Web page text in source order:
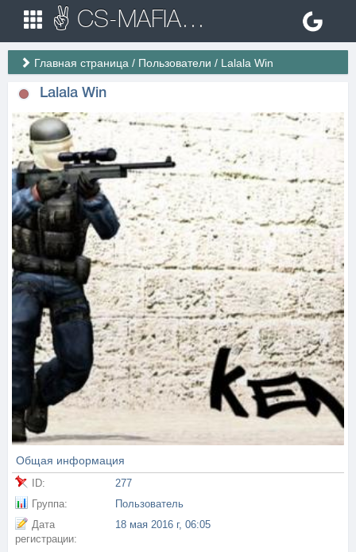
✌ CS-MAFIA.RU ✌ Игровые сервера Counter Strike 1.6
Главная страница / Пользователи / Lalala Win
Lalala Win
Общая информация
ID:
277
Группа:
Пользователь
Дата
регистрации:
18 мая 2016 г, 06:05